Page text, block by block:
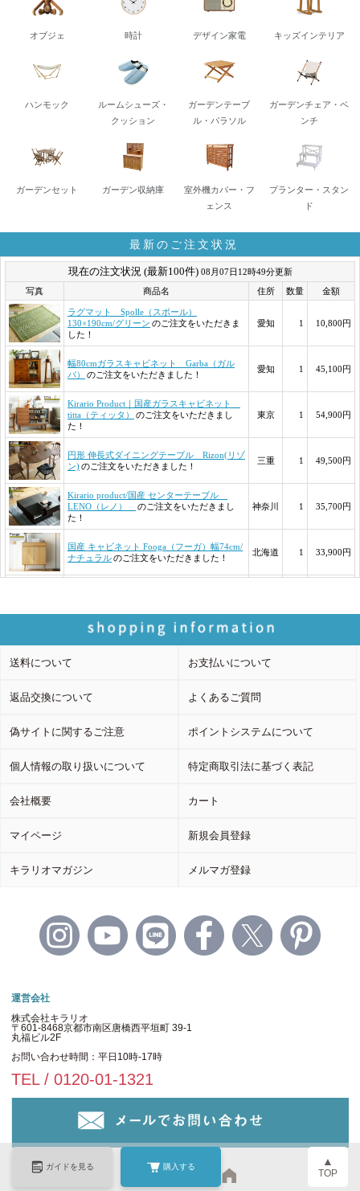
ガイドを見る 購入する ▲
TOP
オブジェ 時計 デザイン家電 キッズインテリア
ハンモック
ルームシューズ・
クッション
ガーデンテーブ
ル・パラソル
ガーデンチェア・ベ
ンチ
ガーデンセット ガーデン収納庫
室外機カバー・フ
ェンス
プランター・スタン
ド
最新のご注文状況
送料について お支払いについて
返品交換について よくあるご質問
偽サイトに関するご注意 ポイントシステムについて
個人情報の取り扱いについて 特定商取引法に基づく表記
会社概要 カート
マイページ 新規会員登録
キラリオマガジン メルマガ登録
運営会社
株式会社キラリオ
〒601-8468京都市南区唐橋西平垣町 39-1
丸福ビル2F
お問い合わせ時間：平日10時-17時
TEL / 0120-01-1321